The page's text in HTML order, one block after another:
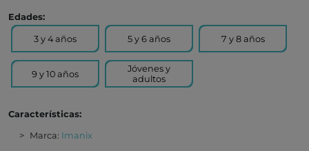
Edades:
3 y 4 años 5 y 6 años 7 y 8 años
9 y 10 años
Jóvenes y
adultos
Características:
Marca: Imanix